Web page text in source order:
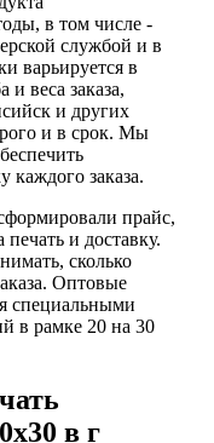
в том числе -
службой и в
варьируется в
и веса заказа,
и других
и в срок. Мы
каждого заказа.
прайс,
и доставку.
сколько
Оптовые
специальными
в рамке 20 на 30
в г